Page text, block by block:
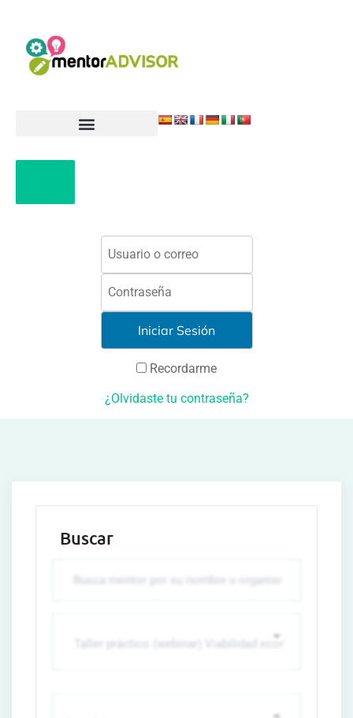
Recordarme
¿Olvidaste tu contraseña?
Buscar